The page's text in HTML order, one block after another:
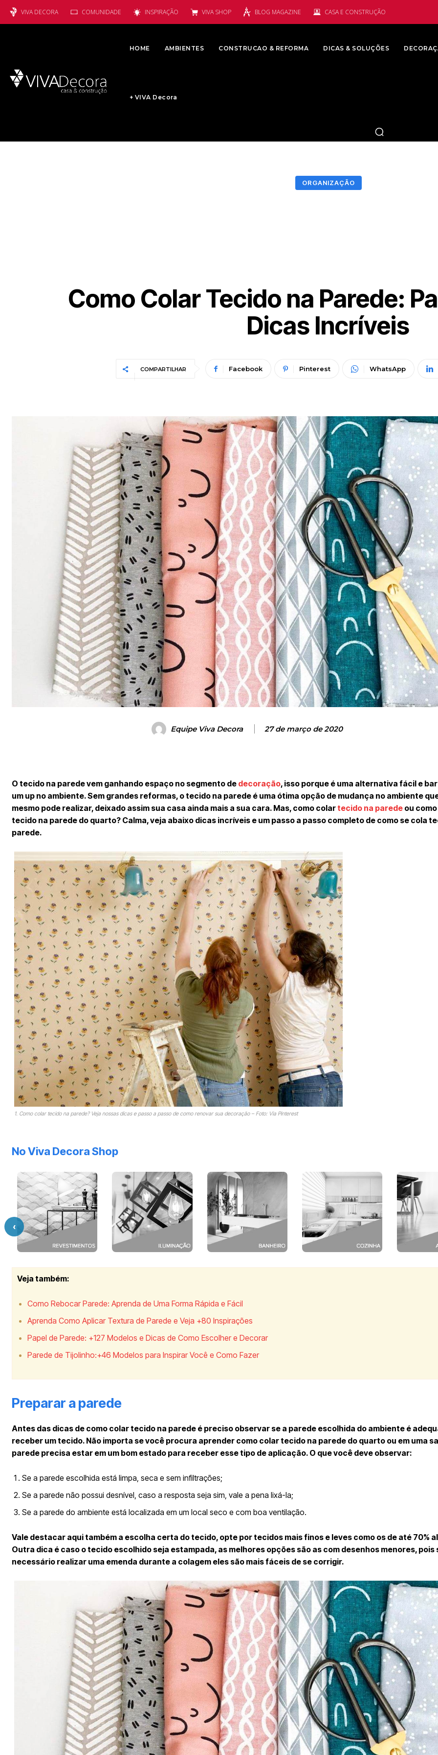
VIVA DECORA COMUNIDADE INSPIRAÇÃO VIVA SHOP BLOG MAGAZINE CASA E CONSTRUÇÃO
HOME AMBIENTES CONSTRUCAO & REFORMA DICAS & SOLUÇÕES
+ VIVA Decora
ORGANIZAÇÃO
Como Colar Tecido na Parede:
Dicas Incríveis
COMPARTILHAR Facebook Pinterest WhatsApp
Equipe Viva Decora 27 de março de 2020
O tecido na parede vem ganhando espaço no segmento de decoração, isso porque é uma alternativa fácil e
um up no ambiente. Sem grandes reformas, o tecido na parede é uma ótima opção de mudança no ambiente
mesmo pode realizar, deixado assim sua casa ainda mais a sua cara. Mas, como colartecido na parede ou
tecido na parede do quarto? Calma, veja abaixo dicas incríveis e um passo a passo completo de como se cola
parede.
1. Como colar tecido na parede? Veja nossas dicas e passo a passo de como renovar sua decoração – Foto: Via Pinterest
No Viva Decora Shop
‹
Veja também:
Como Rebocar Parede: Aprenda de Uma Forma Rápida e Fácil
Aprenda Como Aplicar Textura de Parede e Veja +80 Inspirações
Papel de Parede: +127 Modelos e Dicas de Como Escolher e Decorar
Parede de Tijolinho:+46 Modelos para Inspirar Você e Como Fazer
Preparar a parede
Antes das dicas de como colar tecido na parede é preciso observar se a parede escolhida do ambiente é
receber um tecido. Não importa se você procura aprender como colar tecido na parede do quarto ou em uma
parede precisa estar em um bom estado para receber esse tipo de aplicação. O que você deve observar:
Se a parede escolhida está limpa, seca e sem infiltrações;
Se a parede não possui desnível, caso a resposta seja sim, vale a pena lixá-la;
Se a parede do ambiente está localizada em um local seco e com boa ventilação.
Vale destacar aqui também a escolha certa do tecido, opte por tecidos mais finos e leves como os de até 70%
Outra dica é caso o tecido escolhido seja estampada, as melhores opções são as com desenhos menores, pois
necessário realizar uma emenda durante a colagem eles são mais fáceis de se corrigir.